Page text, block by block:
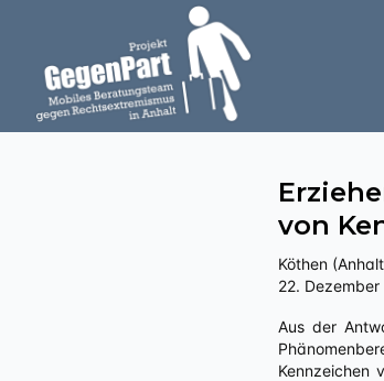
von
Köthen
22. Dezember
Aus der Antwort auf eine kleine Anfrage an die Landesregierung Sachsen-Anhalts zu juristische Folgen von Straftaten im
Kennzeichen